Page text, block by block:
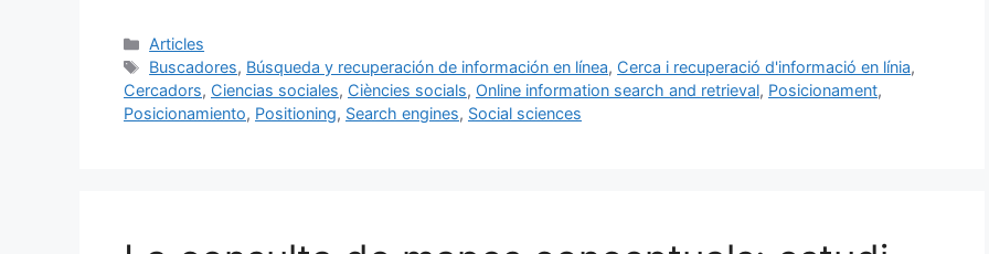
c
e
b
l
s
k
e
dI
p
ar
Categories
Articles
Etiquetes
Buscadores, Búsqueda y recuperación de información en línea, Cerca i recuperació d'informació en línia,
Cercadors, Ciencias sociales, Ciències socials, Online information search and retrieval, Posicionament,
Posicionamiento, Positioning, Search engines, Social sciences